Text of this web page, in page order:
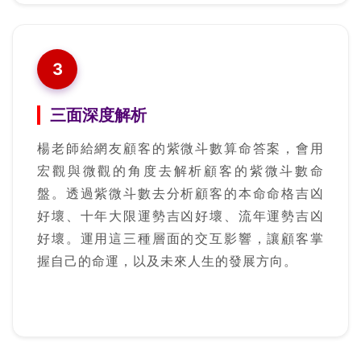
3
三面深度解析
楊老師給網友顧客的紫微斗數算命答案，會用
宏觀與微觀的角度去解析顧客的紫微斗數命
盤。透過紫微斗數去分析顧客的本命命格吉凶
好壞、十年大限運勢吉凶好壞、流年運勢吉凶
好壞。運用這三種層面的交互影響，讓顧客掌
握自己的命運，以及未來人生的發展方向。